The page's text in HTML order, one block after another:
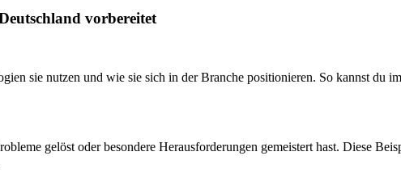
vorbereitet
sie nutzen und wie sie sich in der Branche positionieren. So kannst du
gelöst oder besondere Herausforderungen gemeistert hast. Diese